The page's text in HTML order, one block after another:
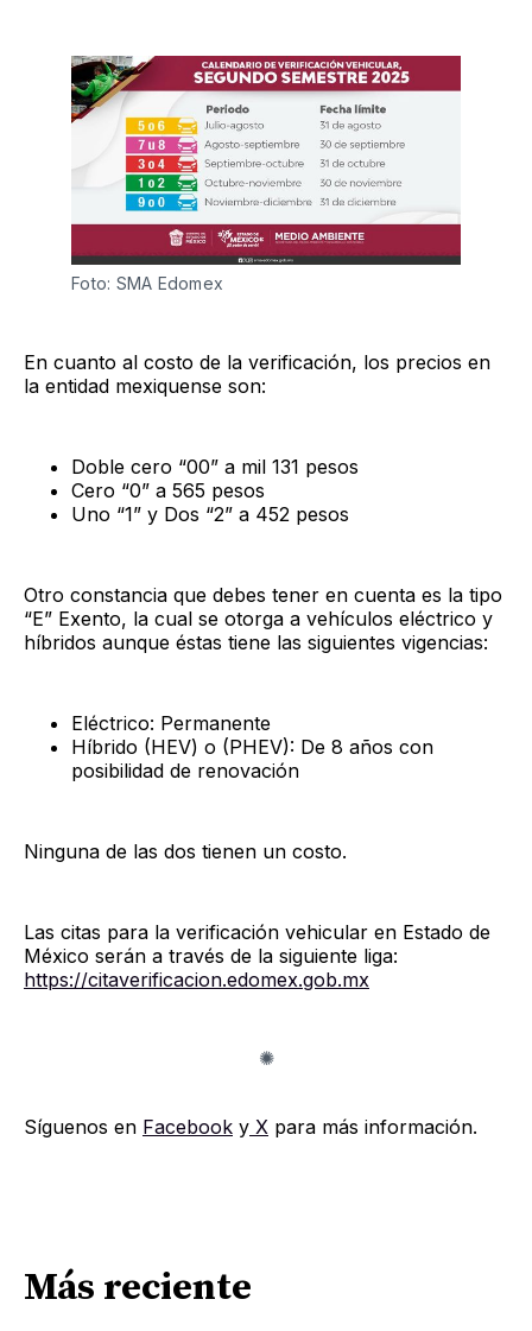
Foto: SMA Edomex
En cuanto al costo de la verificación, los precios en
la entidad mexiquense son:
Doble cero “00” a mil 131 pesos
Cero “0” a 565 pesos
Uno “1” y Dos “2” a 452 pesos
Otro constancia que debes tener en cuenta es la tipo
“E” Exento, la cual se otorga a vehículos eléctrico y
híbridos aunque éstas tiene las siguientes vigencias:
Eléctrico: Permanente
Híbrido (HEV) o (PHEV): De 8 años con
posibilidad de renovación
Ninguna de las dos tienen un costo.
Las citas para la verificación vehicular en Estado de
México serán a través de la siguiente liga:
https://citaverificacion.edomex.gob.mx
Síguenos en Facebook y X para más información.
Más reciente